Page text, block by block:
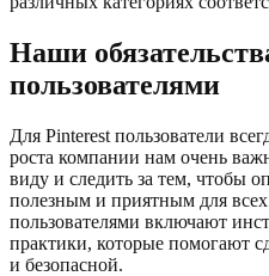
Наши
пользователями
Для Pinterest пользователи
роста компании нам очень
виду и следить за тем, чтобы
полезным и приятным для
пользователями включают
практики, которые помогают
и безопасной.